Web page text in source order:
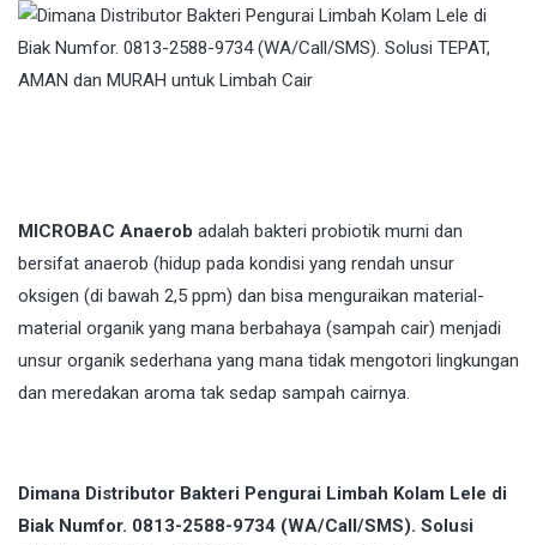
MICROBAC Anaerob adalah bakteri probiotik murni dan
bersifat anaerob (hidup pada kondisi yang rendah unsur
oksigen (di bawah 2,5 ppm) dan bisa menguraikan material-
material organik yang mana berbahaya (sampah cair) menjadi
unsur organik sederhana yang mana tidak mengotori lingkungan
dan meredakan aroma tak sedap sampah cairnya.
Dimana Distributor Bakteri Pengurai Limbah Kolam Lele di
Biak Numfor. 0813-2588-9734 (WA/Call/SMS). Solusi